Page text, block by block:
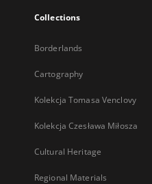
Collections
Borderlands
Cartography
Kolekcja Tomasa Venclovy
Kolekcja Czesława Miłosza
Cultural Heritage
Regional Materials